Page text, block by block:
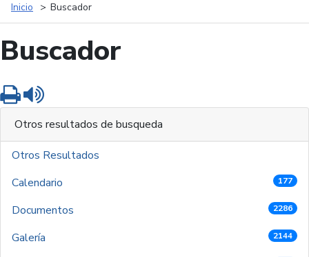
Inicio Buscador
Buscador
Imprimir
Otros resultados de busqueda
Otros Resultados
Calendario
177
Documentos 2286
Galería 2144